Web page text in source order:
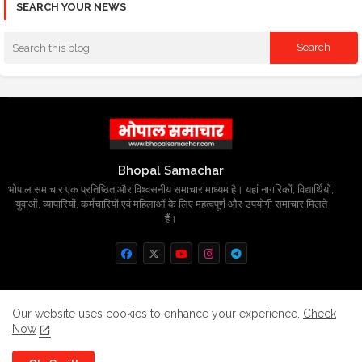
SEARCH YOUR NEWS
Bhopal Samachar
भोपाल समाचार एक प्रतिष्ठित और विश्वसनीय समाचार माध्यम है। यहां नागरिकों, विद्यार्थियों,
युवाओं, व्यापारियों, कर्मचारियों एवं महिलाओं के लिए महत्वपूर्ण और उपयोगी समाचार मिलते
हैं।
Home About Contact us
Privacy Policy
Our website uses cookies to enhance your experience. Check
Now